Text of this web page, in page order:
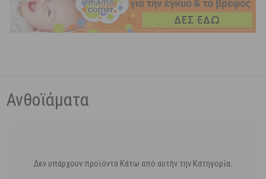
.
Ανθοϊάματα
Δεν υπάρχουν προϊόντα Κάτω από αυτήν την Κατηγορία.